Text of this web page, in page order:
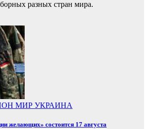
разных стран мира.
МИР УКРАИНА
желающих» состоится 17 августа